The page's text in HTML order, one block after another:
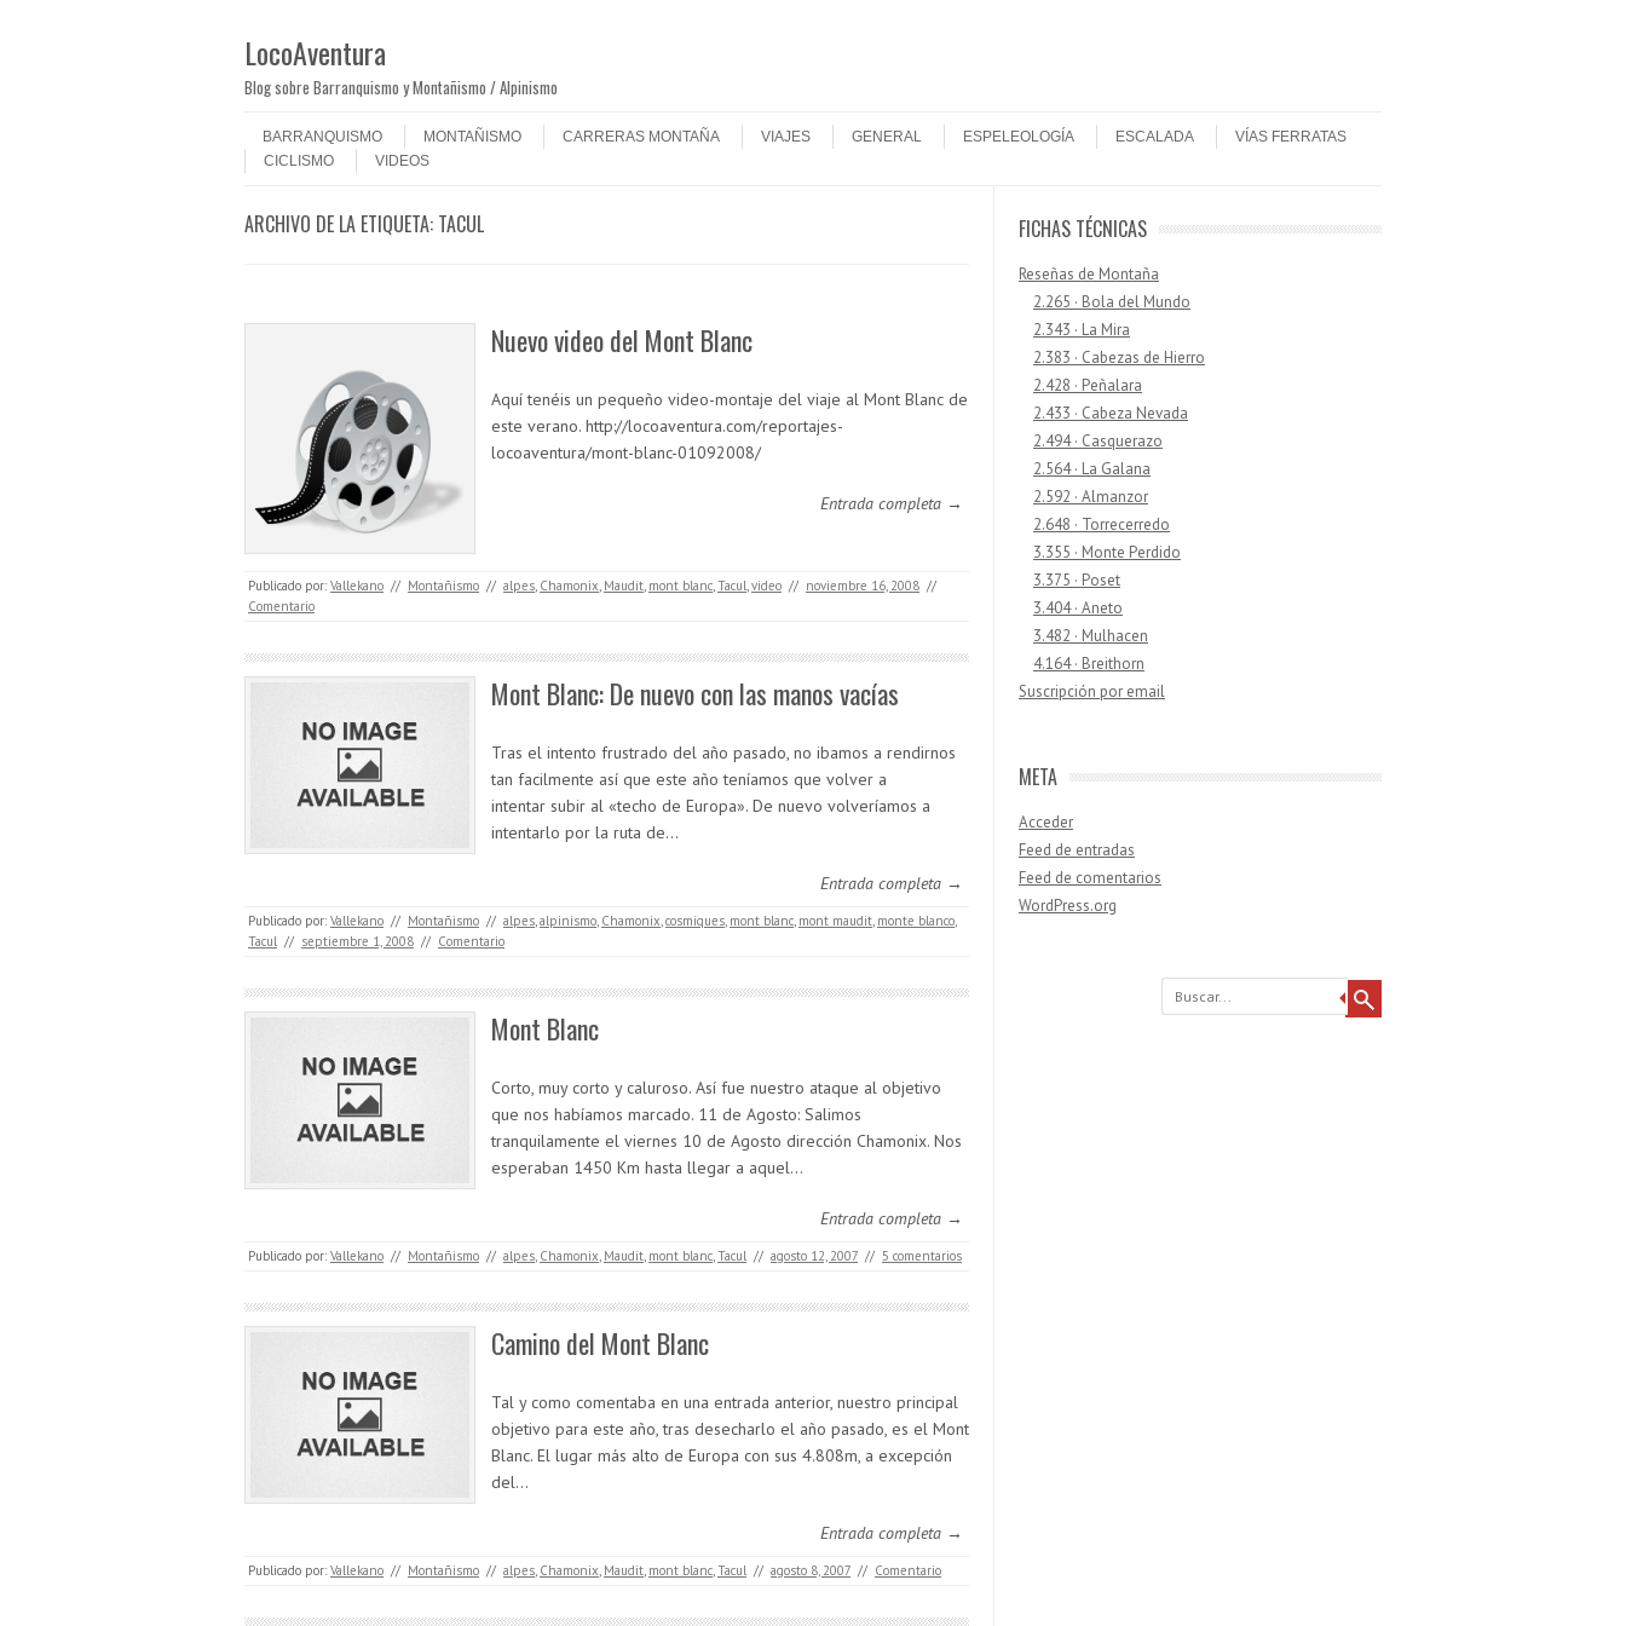
LocoAventura
Blog sobre Barranquismo y Montañismo / Alpinismo
Menú
BARRANQUISMO
MONTAÑISMO CARRERAS MONTAÑA VIAJES GENERAL ESPELEOLOGÍA ESCALADA
VÍAS FERRATAS
CICLISMO
VIDEOS
ARCHIVO DE LA ETIQUETA: TACUL
Nuevo video del Mont Blanc
Aquí tenéis un pequeño video-montaje del viaje al Mont Blanc de
este verano. http://locoaventura.com/reportajes-
locoaventura/mont-blanc-01092008/
Entrada completa →
Publicado por: Vallekano // Montañismo // alpes, Chamonix, Maudit, mont blanc,Tacul,video // noviembre 16, 2008 //
Comentario
Mont Blanc: De nuevo con las manos vacías
Tras el intento frustrado del año pasado, no ibamos a rendirnos
tan facilmente así que este año teníamos que volver a
intentar subir al «techo de Europa». De nuevo volveríamos a
intentarlo por la ruta de…
Entrada completa →
Publicado por: Vallekano // Montañismo // alpes,alpinismo, Chamonix,cosmiques, mont blanc, mont maudit, monte blanco,
Tacul // septiembre 1, 2008 // Comentario
Mont Blanc
Corto, muy corto y caluroso. Así fue nuestro ataque al objetivo
que nos habíamos marcado. 11 de Agosto: Salimos
tranquilamente el viernes 10 de Agosto dirección Chamonix. Nos
esperaban 1450 Km hasta llegar a aquel…
Entrada completa →
Publicado por: Vallekano // Montañismo // alpes, Chamonix, Maudit, mont blanc,Tacul // agosto 12, 2007 // 5 comentarios
Camino del Mont Blanc
Tal y como comentaba en una entrada anterior, nuestro principal
objetivo para este año, tras desecharlo el año pasado, es el Mont
Blanc. El lugar más alto de Europa con sus 4.808m, a excepción
del…
Entrada completa →
Publicado por: Vallekano // Montañismo // alpes, Chamonix, Maudit, mont blanc,Tacul // agosto 8, 2007 // Comentario
FICHAS TÉCNICAS
Reseñas de Montaña
2.265 · Bola del Mundo
2.343 · La Mira
2.383 · Cabezas de Hierro
2.428 · Peñalara
2.433 · Cabeza Nevada
2.494 · Casquerazo
2.564 · La Galana
2.592 · Almanzor
2.648 · Torrecerredo
3.355 · Monte Perdido
3.375 · Poset
3.404 · Aneto
3.482 · Mulhacen
4.164 · Breithorn
Suscripción por email
META
Acceder
Feed de entradas
Feed de comentarios
WordPress.org